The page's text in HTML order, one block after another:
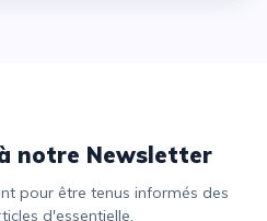
notre Newsletter
d'essentielle.